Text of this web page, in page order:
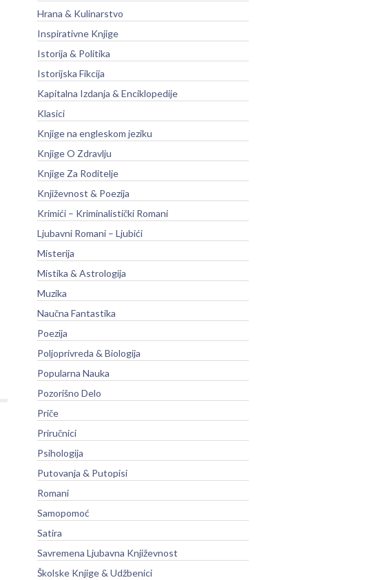
Hrana & Kulinarstvo
Inspirativne Knjige
Istorija & Politika
Istorijska Fikcija
Kapitalna Izdanja & Enciklopedije
Klasici
Knjige na engleskom jeziku
Knjige O Zdravlju
Knjige Za Roditelje
Književnost & Poezija
Krimići – Kriminalistički Romani
Ljubavni Romani – Ljubići
Misterija
Mistika & Astrologija
Muzika
Naučna Fantastika
Poezija
Poljoprivreda & Biologija
Popularna Nauka
Pozorišno Delo
Priče
Priručnici
Psihologija
Putovanja & Putopisi
Romani
Samopomoć
Satira
Savremena Ljubavna Književnost
Školske Knjige & Udžbenici